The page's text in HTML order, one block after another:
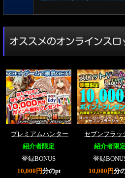
オススメのオンラインスロ
プレミアムハンター
紹介者限定
登録BONUS
10,000円分のpt
セブンフラッ
紹介者限定
登録
10,000円分